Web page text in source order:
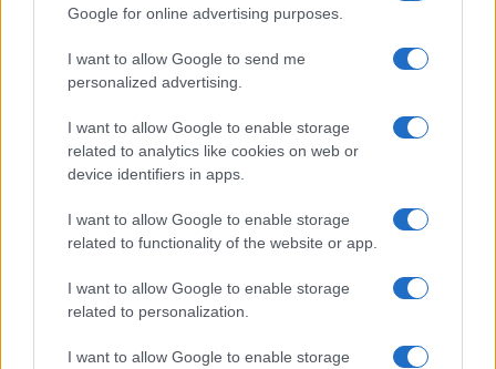
Google for online advertising purposes.
I want to allow Google to send me
personalized advertising.
I want to allow Google to enable storage
related to analytics like cookies on web or
device identifiers in apps.
I want to allow Google to enable storage
related to functionality of the website or app.
I want to allow Google to enable storage
related to personalization.
I want to allow Google to enable storage
Forse tutto cominciò proprio lì: quando qualcuno
scambiò la velocità per giustizia e non capì che
stava soltanto cambiando il regime della storia.
Luigi Bisignani, 26 gennaio 2026
Nicolaporro.it è anche su Whatsapp. È
per iscriversi al canale ed
essere sempre aggiornati (gratis).